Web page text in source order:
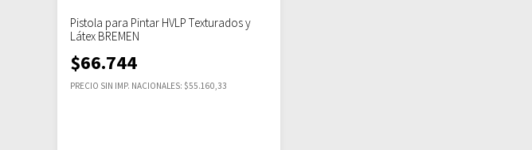
Pistola para Pintar HVLP Texturados y
Látex BREMEN
$66.744
PRECIO SIN IMP. NACIONALES: $55.160,33